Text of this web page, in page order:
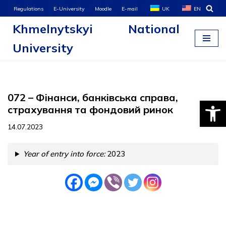
Skip
content
Regulations E-University Moodle E-mail UK EN
Khmelnytskyi National
University
072 – Фінанси, банківська справа,
страхування та фондовий ринок
14.07.2023
Year of entry into force:2023